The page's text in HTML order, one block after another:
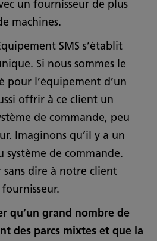
un fournisseur de plus
machines.
SMS s’établit
Si nous sommes le
pour l’équipement d’un
offrir à ce client un
de commande, peu
Imaginons qu’il y a un
de commande.
sans dire à notre client
qu’un grand nombre de
des parcs mixtes et que la